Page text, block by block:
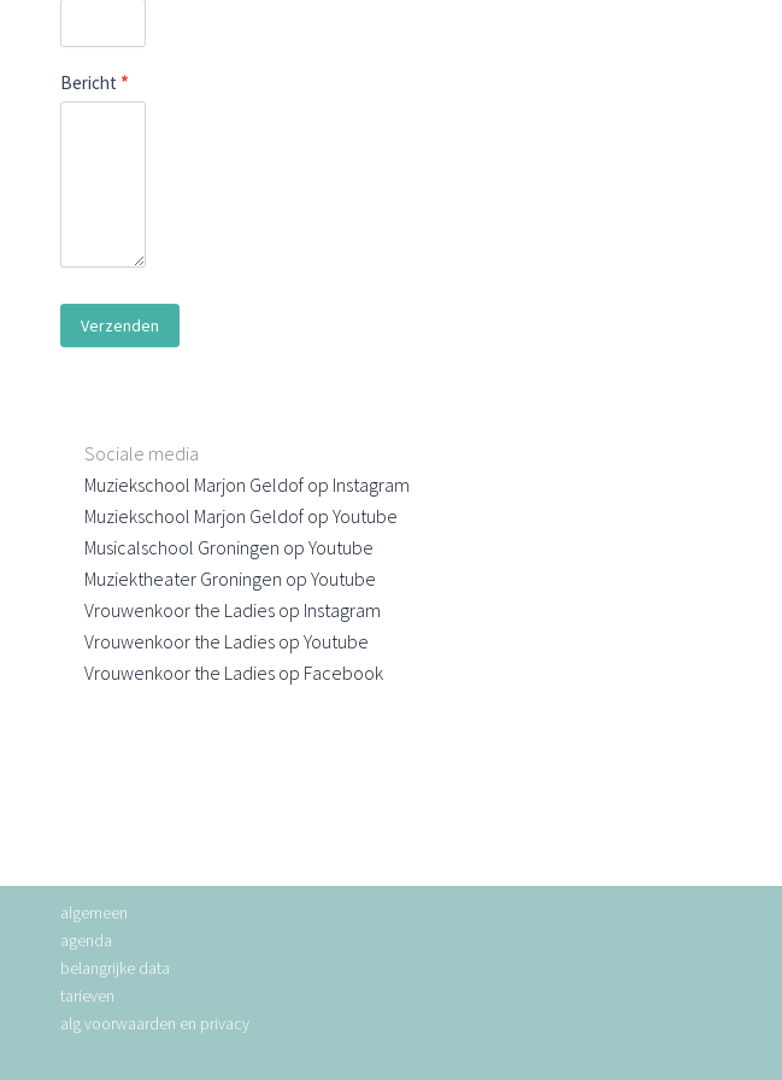
Bericht *
Verzenden
Sociale media
Muziekschool Marjon Geldof op Instagram
Muziekschool Marjon Geldof op Youtube
Musicalschool Groningen op Youtube
Muziektheater Groningen op Youtube
Vrouwenkoor the Ladies op Instagram
Vrouwenkoor the Ladies op Youtube
Vrouwenkoor the Ladies op Facebook
algemeen
agenda
belangrijke data
tarieven
alg voorwaarden en privacy